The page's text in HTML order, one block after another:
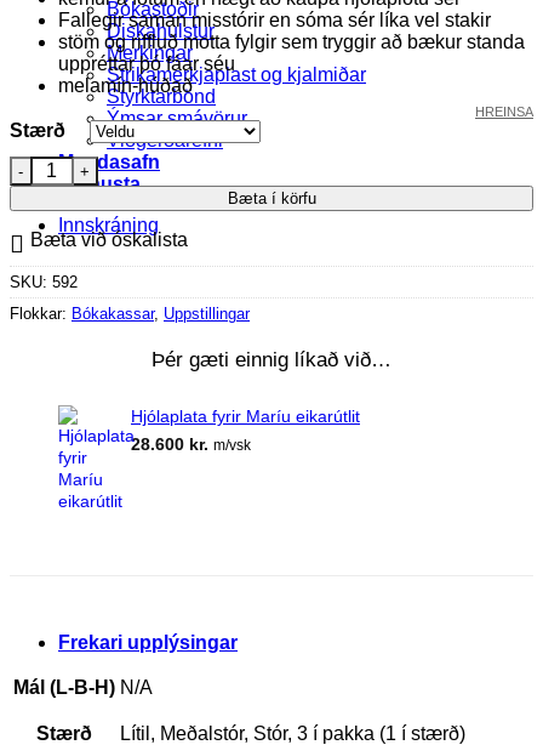
Bókastoðir
Diskahulstur
Merkingar
Strikamerkjaplast og kjalmiðar
Styrktarbönd
Ýmsar smávörur
Viðgerðarefni
Myndasafn
Þjónusta
Innskráning
362.500 kr.
Fallegir saman misstórir en sóma sér líka vel stakir
stöm og riffluð motta fylgir sem tryggir að bækur standa
uppréttar þó fáar séu
melamín-húðað
Stærð
HREINSA
María bókakassi/uppstilling eik (3 stærðir) quantity
Bæta í körfu
Bæta við óskalista
SKU: 592
Flokkar: Bókakassar, Uppstillingar
Þér gæti einnig líkað við…
Hjólaplata fyrir Maríu eikarútlit
28.600 kr. m/vsk
Frekari upplýsingar
Mál (L-B-H) N/A
Stærð Lítil, Meðalstór, Stór, 3 í pakka (1 í stærð)